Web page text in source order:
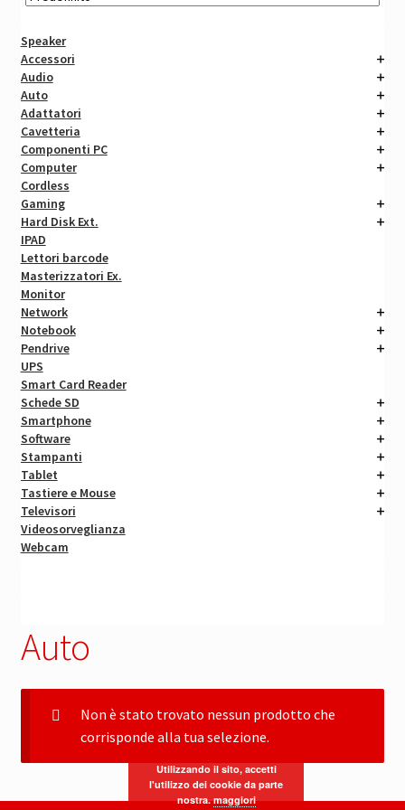
Auto
Non è stato trovato nessun prodotto che
corrisponde alla tua selezione.
Speaker
Accessori
Audio
Auto
Adattatori
Cavetteria
Componenti PC
Computer
Cordless
Gaming
Hard Disk Ext.
IPAD
Lettori barcode
Masterizzatori Ex.
Monitor
Network
Notebook
Pendrive
UPS
Smart Card Reader
Schede SD
Smartphone
Software
Stampanti
Tablet
Tastiere e Mouse
Televisori
Videosorveglianza
Webcam
Utilizzando il sito, accetti
l'utilizzo dei cookie da parte
nostra.maggiori